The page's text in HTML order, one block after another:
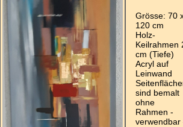
Grösse: 70
120 cm
Holz-
Keilrahmen
cm (Tiefe)
Acryl auf
Leinwand
sind bemalt
ohne
Rahmen -
verwendbar